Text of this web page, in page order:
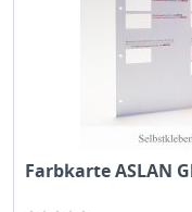
Farbkarte ASLAN